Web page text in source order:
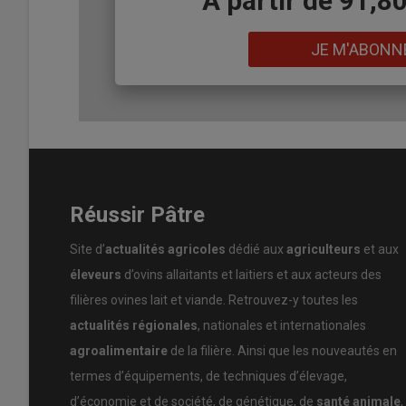
JE
Réussir Pâtre
Site d’actualités agricoles dédié aux agriculteurs et aux
éleveurs d’ovins allaitants et laitiers et aux acteurs des
filières ovines lait et viande. Retrouvez-y toutes les
actualités régionales, nationales et internationales
agroalimentaire de la filière. Ainsi que les nouveautés en
termes d’équipements, de techniques d’élevage,
d’économie et de société, de génétique, de santé animale,